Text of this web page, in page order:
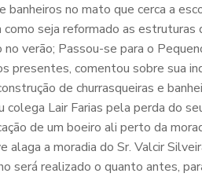
banheiros no mato que cerca a
seja reformado as
verão; Passou-se para o
presentes, comentou sobre sua
de churrasqueiras e
Lair Farias pela perda do
de um boeiro ali perto da
alaga a moradia do Sr. Valcir
será realizado o quanto antes,